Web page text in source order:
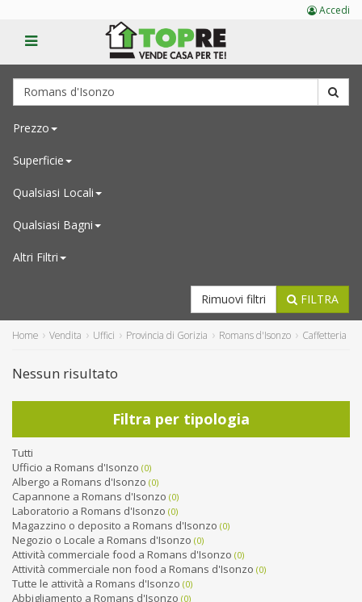
Prezzo
Superficie
Qualsiasi Locali
Qualsiasi Bagni
Altri Filtri
FILTRA
Rimuovi filtri
Home Vendita Uffici Provincia di Gorizia Romans d'Isonzo Caffetteria
Nessun risultato
Filtra per tipologia
Tutti
Ufficio a Romans d'Isonzo (0)
Albergo a Romans d'Isonzo (0)
Capannone a Romans d'Isonzo (0)
Laboratorio a Romans d'Isonzo (0)
Magazzino o deposito a Romans d'Isonzo (0)
Negozio o Locale a Romans d'Isonzo (0)
Attività commerciale food a Romans d'Isonzo (0)
Attività commerciale non food a Romans d'Isonzo (0)
Tutte le attività a Romans d'Isonzo (0)
Abbigliamento a Romans d'Isonzo (0)
Accedi